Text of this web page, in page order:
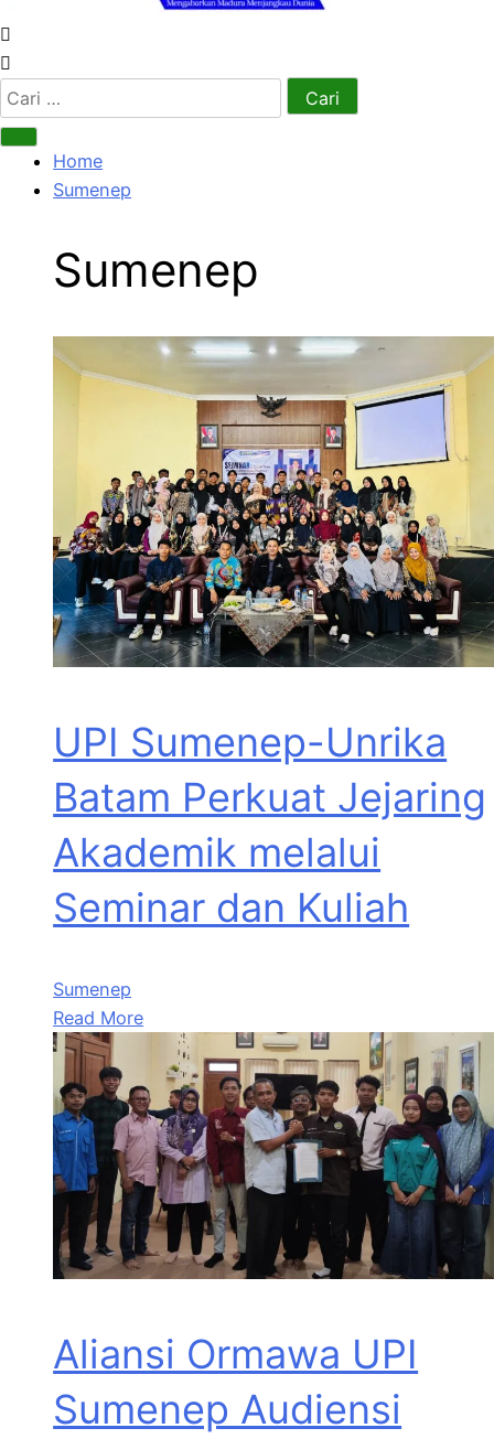
Cari
untuk:
Home
Sumenep
Sumenep
UPI Sumenep-Unrika
Batam Perkuat Jejaring
Akademik melalui
Seminar dan Kuliah
Sumenep
Read More
Aliansi Ormawa UPI
Sumenep Audiensi